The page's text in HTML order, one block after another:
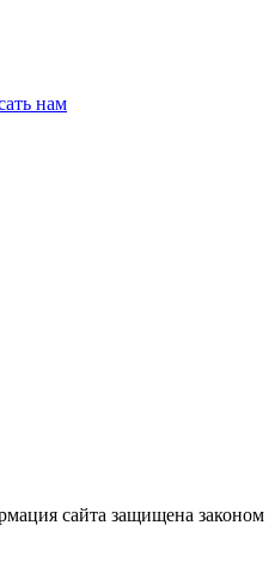
нам
сайта защищена законом